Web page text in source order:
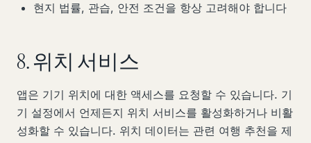
현지 법률, 관습, 안전 조건을 항상 고려해야 합니다
8. 위치 서비스
앱은 기기 위치에 대한 액세스를 요청할 수 있습니다. 기
기 설정에서 언제든지 위치 서비스를 활성화하거나 비활
성화할 수 있습니다. 위치 데이터는 관련 여행 추천을 제